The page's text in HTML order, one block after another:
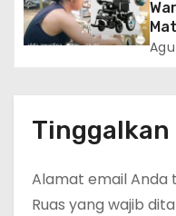
Tinggalkan
Alamat email Anda
Ruas yang wajib